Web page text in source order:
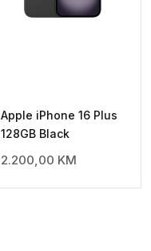
Apple iPhone 16 Plus
128GB Black
2.200,00 KM